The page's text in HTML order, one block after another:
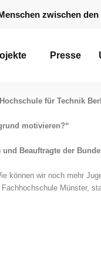
zwischen
Presse
für Technik
motivieren?“
und Beauftragte der
wir noch mehr
Münster,